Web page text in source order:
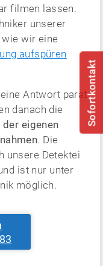
filmen lassen.
unserer
wir eine
aufspüren
Antwort parat
danach die
eigenen
. Die
unsere Detektei
ist nur unter
möglich.
Sofortkontakt